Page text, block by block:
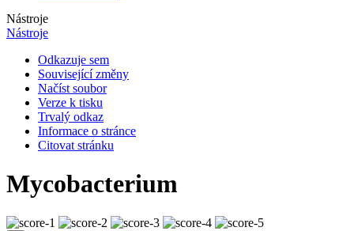
Nástroje
Nástroje
Odkazuje sem
Související změny
Načíst soubor
Verze k tisku
Trvalý odkaz
Informace o stránce
Citovat stránku
Mycobacterium